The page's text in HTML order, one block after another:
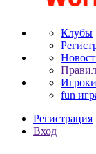
Клубы
Игроки
fun
Регистрация
Вход